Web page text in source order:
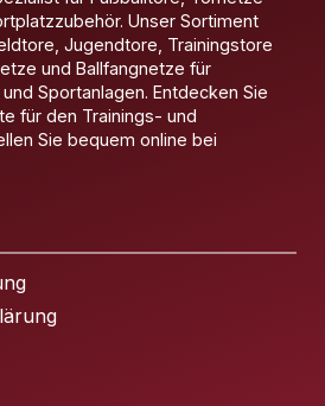
Unser Sortiment
Jugendtore, Trainingstore
und Ballfangnetze für
Sportanlagen. Entdecken Sie
für den Trainings- und
Sie bequem online bei